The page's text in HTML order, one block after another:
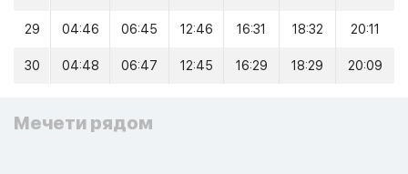
29 04:46 06:45 12:46 16:31 18:32 20:11
30 04:48 06:47 12:45 16:29 18:29 20:09
Мечети рядом